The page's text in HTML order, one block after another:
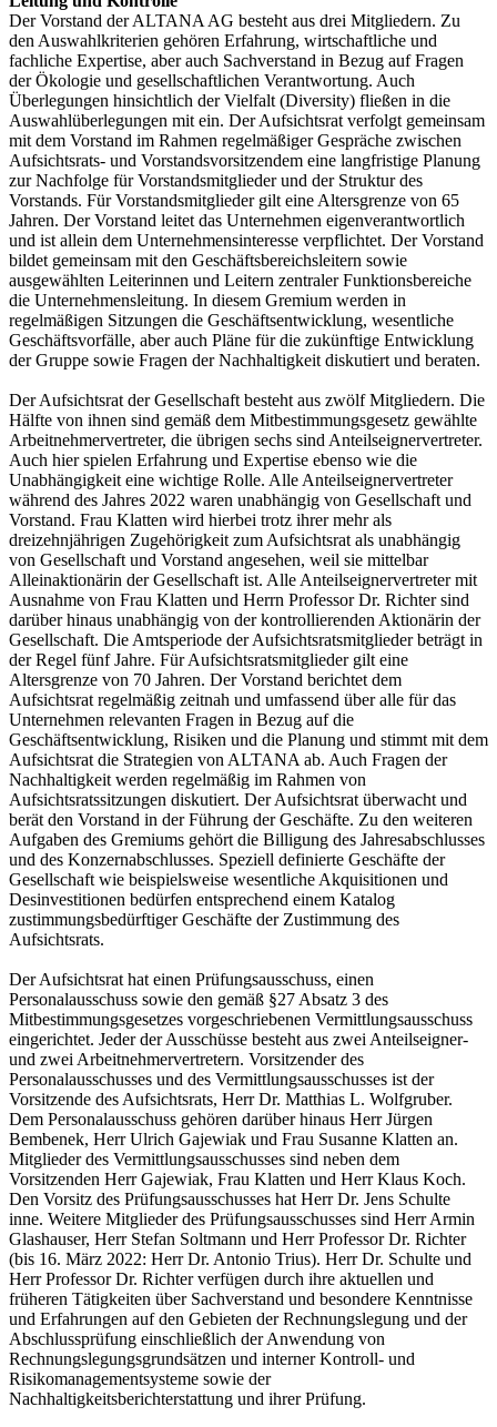
Der Vorstand der ALTANA AG besteht aus drei Mitgliedern. Zu
den Auswahlkriterien gehören Erfahrung, wirtschaftliche und
fachliche Expertise, aber auch Sachverstand in Bezug auf Fragen
der Ökologie und gesellschaftlichen Verantwortung. Auch
Überlegungen hinsichtlich der Vielfalt (Diversity) fließen in die
Auswahlüberlegungen mit ein. Der Aufsichtsrat verfolgt gemeinsam
mit dem Vorstand im Rahmen regelmäßiger Gespräche zwischen
Aufsichtsrats- und Vorstandsvorsitzendem eine langfristige Planung
zur Nachfolge für Vorstandsmitglieder und der Struktur des
Vorstands. Für Vorstandsmitglieder gilt eine Altersgrenze von 65
Jahren. Der Vorstand leitet das Unternehmen eigenverantwortlich
und ist allein dem Unternehmensinteresse verpflichtet. Der Vorstand
bildet gemeinsam mit den Geschäftsbereichsleitern sowie
ausgewählten Leiterinnen und Leitern zentraler Funktionsbereiche
die Unternehmensleitung. In diesem Gremium werden in
regelmäßigen Sitzungen die Geschäftsentwicklung, wesentliche
Geschäftsvorfälle, aber auch Pläne für die zukünftige Entwicklung
der Gruppe sowie Fragen der Nachhaltigkeit diskutiert und beraten.
Der Aufsichtsrat der Gesellschaft besteht aus zwölf Mitgliedern. Die
Hälfte von ihnen sind gemäß dem Mitbestimmungsgesetz gewählte
Arbeitnehmervertreter, die übrigen sechs sind Anteilseignervertreter.
Auch hier spielen Erfahrung und Expertise ebenso wie die
Unabhängigkeit eine wichtige Rolle. Alle Anteilseignervertreter
während des Jahres 2022 waren unabhängig von Gesellschaft und
Vorstand. Frau Klatten wird hierbei trotz ihrer mehr als
dreizehnjährigen Zugehörigkeit zum Aufsichtsrat als unabhängig
von Gesellschaft und Vorstand angesehen, weil sie mittelbar
Alleinaktionärin der Gesellschaft ist. Alle Anteilseignervertreter mit
Ausnahme von Frau Klatten und Herrn Professor Dr. Richter sind
darüber hinaus unabhängig von der kontrollierenden Aktionärin der
Gesellschaft. Die Amtsperiode der Aufsichtsratsmitglieder beträgt in
der Regel fünf Jahre. Für Aufsichtsratsmitglieder gilt eine
Altersgrenze von 70 Jahren. Der Vorstand berichtet dem
Aufsichtsrat regelmäßig zeitnah und umfassend über alle für das
Unternehmen relevanten Fragen in Bezug auf die
Geschäftsentwicklung, Risiken und die Planung und stimmt mit dem
Aufsichtsrat die Strategien von ALTANA ab. Auch Fragen der
Nachhaltigkeit werden regelmäßig im Rahmen von
Aufsichtsratssitzungen diskutiert. Der Aufsichtsrat überwacht und
berät den Vorstand in der Führung der Geschäfte. Zu den weiteren
Aufgaben des Gremiums gehört die Billigung des Jahresabschlusses
und des Konzernabschlusses. Speziell definierte Geschäfte der
Gesellschaft wie beispielsweise wesentliche Akquisitionen und
Desinvestitionen bedürfen entsprechend einem Katalog
zustimmungsbedürftiger Geschäfte der Zustimmung des
Aufsichtsrats.
Der Aufsichtsrat hat einen Prüfungsausschuss, einen
Personalausschuss sowie den gemäß §27 Absatz 3 des
Mitbestimmungsgesetzes vorgeschriebenen Vermittlungsausschuss
eingerichtet. Jeder der Ausschüsse besteht aus zwei Anteilseigner-
und zwei Arbeitnehmervertretern. Vorsitzender des
Personalausschusses und des Vermittlungsausschusses ist der
Vorsitzende des Aufsichtsrats, Herr Dr. Matthias L. Wolfgruber.
Dem Personalausschuss gehören darüber hinaus Herr Jürgen
Bembenek, Herr Ulrich Gajewiak und Frau Susanne Klatten an.
Mitglieder des Vermittlungsausschusses sind neben dem
Vorsitzenden Herr Gajewiak, Frau Klatten und Herr Klaus Koch.
Den Vorsitz des Prüfungsausschusses hat Herr Dr. Jens Schulte
inne. Weitere Mitglieder des Prüfungsausschusses sind Herr Armin
Glashauser, Herr Stefan Soltmann und Herr Professor Dr. Richter
(bis 16. März 2022: Herr Dr. Antonio Trius). Herr Dr. Schulte und
Herr Professor Dr. Richter verfügen durch ihre aktuellen und
früheren Tätigkeiten über Sachverstand und besondere Kenntnisse
und Erfahrungen auf den Gebieten der Rechnungslegung und der
Abschlussprüfung einschließlich der Anwendung von
Rechnungslegungsgrundsätzen und interner Kontroll- und
Risikomanagementsysteme sowie der
Nachhaltigkeitsberichterstattung und ihrer Prüfung.